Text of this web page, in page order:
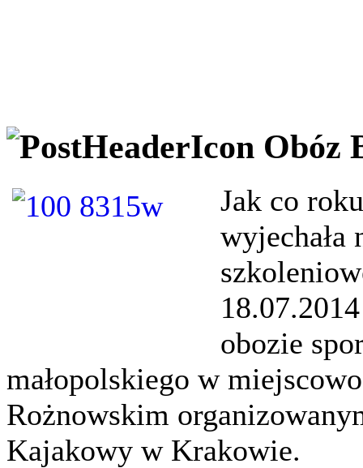
Obóz
Jak co
wyjechała
obozie
małopolskiego w
Rożnowskim
Kajakowy w Krakowie.